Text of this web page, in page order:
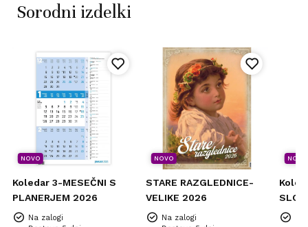
Sorodni izdelki
NOVO
Koledar 3-MESEČNI S
PLANERJEM 2026
Na zalogi
NOVO
STARE RAZGLEDNICE-
VELIKE 2026
Na zalogi
NOVO